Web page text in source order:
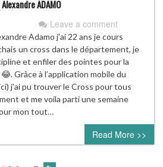
ADAMO
Leave a comment
Adamo j’ai 22 ans je cours
un cross dans le département, je
et enfiler des pointes pour la
Grâce à l’application mobile du
j’ai pu trouver le Cross pour tous
et me voila parti une semaine
mon tout…
Read More >>